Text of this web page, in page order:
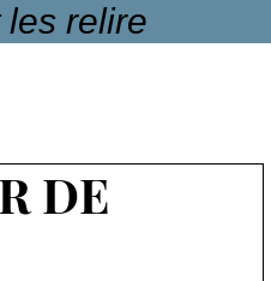
relire
DE